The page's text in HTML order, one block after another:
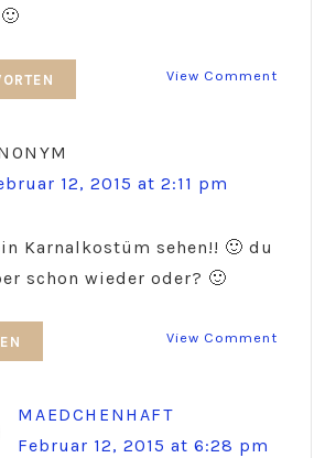
View Comment
12, 2015 at 2:11 pm
Karnalkostüm sehen!! 🙂 du
schon wieder oder? 🙂
View Comment
MAEDCHENHAFT
Februar 12, 2015 at 6:28 pm